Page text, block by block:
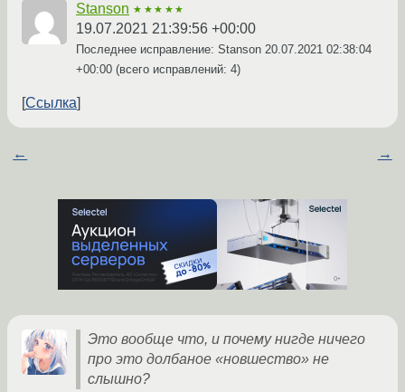
Stanson ★★★★★
19.07.2021 21:39:56 +00:00
Последнее исправление: Stanson 20.07.2021 02:38:04
+00:00 (всего исправлений: 4)
Ссылка
← →
Это вообще что, и почему нигде ничего
про это долбаное «новшество» не
слышно?